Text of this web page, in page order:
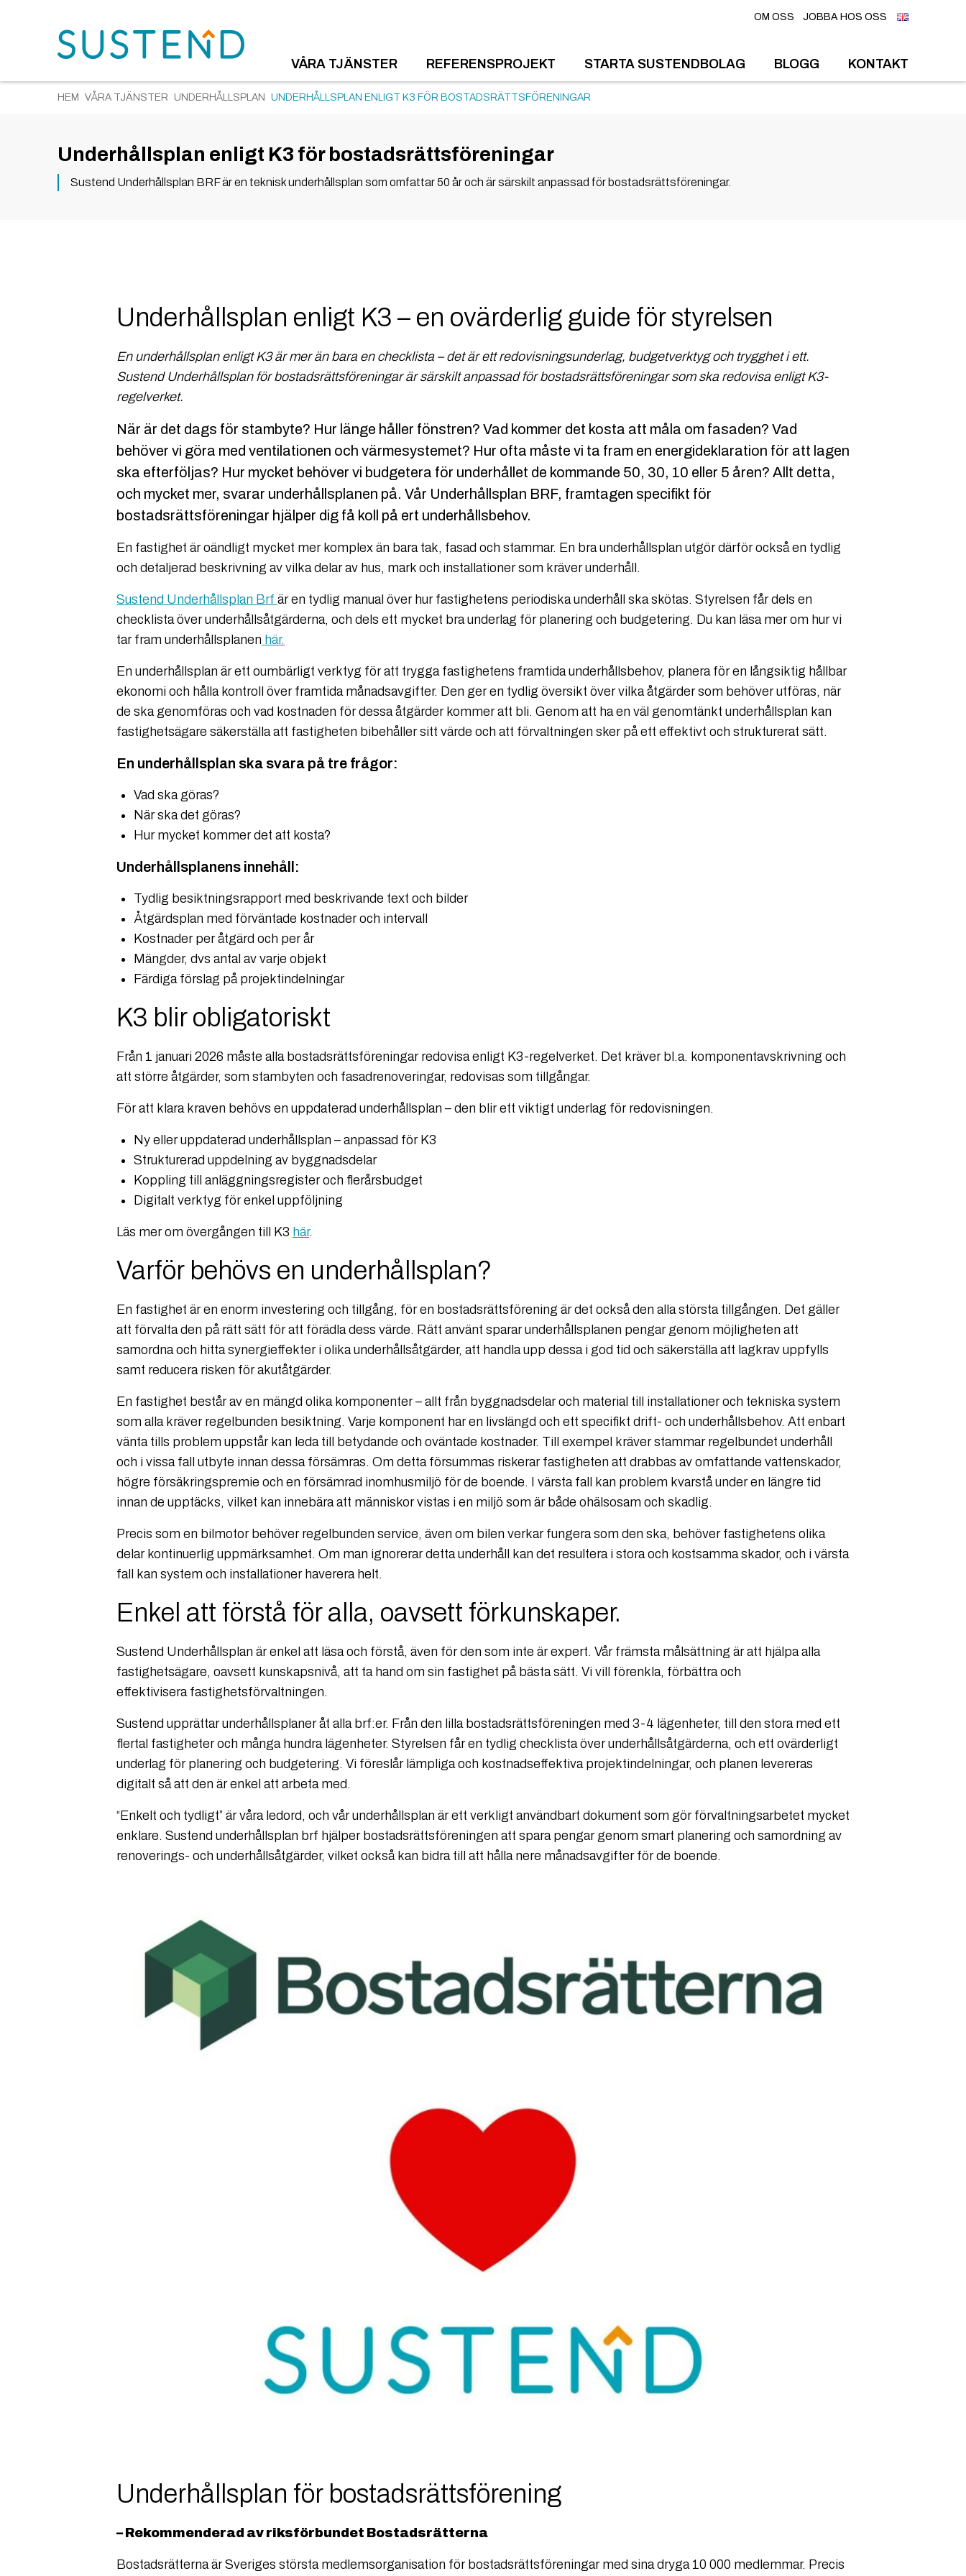
OM OSS JOBBA HOS OSS
VÅRA TJÄNSTER REFERENSPROJEKT STARTA SUSTENDBOLAG BLOGG KONTAKT
HEM VÅRA TJÄNSTER UNDERHÅLLSPLAN UNDERHÅLLSPLAN ENLIGT K3 FÖR BOSTADSRÄTTSFÖRENINGAR
Underhållsplan enligt K3 för bostadsrättsföreningar
Sustend Underhållsplan BRF är en teknisk underhållsplan som omfattar 50 år och är särskilt anpassad för bostadsrättsföreningar.
Underhållsplan enligt K3 – en ovärderlig guide för styrelsen
En underhållsplan enligt K3 är mer än bara en checklista – det är ett redovisningsunderlag, budgetverktyg och trygghet i ett.
Sustend Underhållsplan för bostadsrättsföreningar är särskilt anpassad för bostadsrättsföreningar som ska redovisa enligt K3-
regelverket.
När är det dags för stambyte? Hur länge håller fönstren? Vad kommer det kosta att måla om fasaden? Vad
behöver vi göra med ventilationen och värmesystemet? Hur ofta måste vi ta fram en energideklaration för att lagen
ska efterföljas? Hur mycket behöver vi budgetera för underhållet de kommande 50, 30, 10 eller 5 åren? Allt detta,
och mycket mer, svarar underhållsplanen på. Vår Underhållsplan BRF, framtagen specifikt för
bostadsrättsföreningar hjälper dig få koll på ert underhållsbehov.
En fastighet är oändligt mycket mer komplex än bara tak, fasad och stammar. En bra underhållsplan utgör därför också en tydlig
och detaljerad beskrivning av vilka delar av hus, mark och installationer som kräver underhåll.
Sustend Underhållsplan Brf är en tydlig manual över hur fastighetens periodiska underhåll ska skötas. Styrelsen får dels en
checklista över underhållsåtgärderna, och dels ett mycket bra underlag för planering och budgetering. Du kan läsa mer om hur vi
tar fram underhållsplanen här.
En underhållsplan är ett oumbärligt verktyg för att trygga fastighetens framtida underhållsbehov, planera för en långsiktig hållbar
ekonomi och hålla kontroll över framtida månadsavgifter. Den ger en tydlig översikt över vilka åtgärder som behöver utföras, när
de ska genomföras och vad kostnaden för dessa åtgärder kommer att bli. Genom att ha en väl genomtänkt underhållsplan kan
fastighetsägare säkerställa att fastigheten bibehåller sitt värde och att förvaltningen sker på ett effektivt och strukturerat sätt.
En underhållsplan ska svara på tre frågor:
Vad ska göras?
När ska det göras?
Hur mycket kommer det att kosta?
Underhållsplanens innehåll:
Tydlig besiktningsrapport med beskrivande text och bilder
Åtgärdsplan med förväntade kostnader och intervall
Kostnader per åtgärd och per år
Mängder, dvs antal av varje objekt
Färdiga förslag på projektindelningar
K3 blir obligatoriskt
Från 1 januari 2026 måste alla bostadsrättsföreningar redovisa enligt K3-regelverket. Det kräver bl.a. komponentavskrivning och
att större åtgärder, som stambyten och fasadrenoveringar, redovisas som tillgångar.
För att klara kraven behövs en uppdaterad underhållsplan – den blir ett viktigt underlag för redovisningen.
Ny eller uppdaterad underhållsplan – anpassad för K3
Strukturerad uppdelning av byggnadsdelar
Koppling till anläggningsregister och flerårsbudget
Digitalt verktyg för enkel uppföljning
Läs mer om övergången till K3 här.
Varför behövs en underhållsplan?
En fastighet är en enorm investering och tillgång, för en bostadsrättsförening är det också den alla största tillgången. Det gäller
att förvalta den på rätt sätt för att förädla dess värde. Rätt använt sparar underhållsplanen pengar genom möjligheten att
samordna och hitta synergieffekter i olika underhållsåtgärder, att handla upp dessa i god tid och säkerställa att lagkrav uppfylls
samt reducera risken för akutåtgärder.
En fastighet består av en mängd olika komponenter – allt från byggnadsdelar och material till installationer och tekniska system
som alla kräver regelbunden besiktning. Varje komponent har en livslängd och ett specifikt drift- och underhållsbehov. Att enbart
vänta tills problem uppstår kan leda till betydande och oväntade kostnader. Till exempel kräver stammar regelbundet underhåll
och i vissa fall utbyte innan dessa försämras. Om detta försummas riskerar fastigheten att drabbas av omfattande vattenskador,
högre försäkringspremie och en försämrad inomhusmiljö för de boende. I värsta fall kan problem kvarstå under en längre tid
innan de upptäcks, vilket kan innebära att människor vistas i en miljö som är både ohälsosam och skadlig.
Precis som en bilmotor behöver regelbunden service, även om bilen verkar fungera som den ska, behöver fastighetens olika
delar kontinuerlig uppmärksamhet. Om man ignorerar detta underhåll kan det resultera i stora och kostsamma skador, och i värsta
fall kan system och installationer haverera helt.
Enkel att förstå för alla, oavsett förkunskaper.
Sustend Underhållsplan är enkel att läsa och förstå, även för den som inte är expert. Vår främsta målsättning är att hjälpa alla
fastighetsägare, oavsett kunskapsnivå, att ta hand om sin fastighet på bästa sätt. Vi vill förenkla, förbättra och
effektivisera fastighetsförvaltningen.
Sustend upprättar underhållsplaner åt alla brf:er. Från den lilla bostadsrättsföreningen med 3-4 lägenheter, till den stora med ett
flertal fastigheter och många hundra lägenheter. Styrelsen får en tydlig checklista över underhållsåtgärderna, och ett ovärderligt
underlag för planering och budgetering. Vi föreslår lämpliga och kostnadseffektiva projektindelningar, och planen levereras
digitalt så att den är enkel att arbeta med.
“Enkelt och tydligt” är våra ledord, och vår underhållsplan är ett verkligt användbart dokument som gör förvaltningsarbetet mycket
enklare. Sustend underhållsplan brf hjälper bostadsrättsföreningen att spara pengar genom smart planering och samordning av
renoverings- och underhållsåtgärder, vilket också kan bidra till att hålla nere månadsavgifter för de boende.
Underhållsplan för bostadsrättsförening
– Rekommenderad av riksförbundet Bostadsrätterna
Bostadsrätterna är Sveriges största medlemsorganisation för bostadsrättsföreningar med sina dryga 10 000 medlemmar. Precis